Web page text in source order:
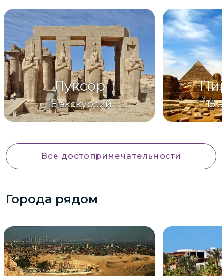
Луксор
18 экскурсий 15
Все достопримечательности
Города рядом